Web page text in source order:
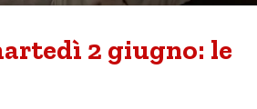
2 giugno: le